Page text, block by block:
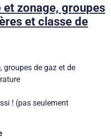
et zonage, groupes
et classe de
groupes de gaz et de
! (pas seulement